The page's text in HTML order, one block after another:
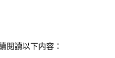
閱讀以下内容：